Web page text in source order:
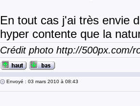
En tout cas j'ai très envie
hyper contente que la
Crédit photo http://500px.com/
Envoyé : 03 mars 2010 à 08:43